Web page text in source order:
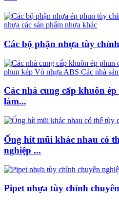
Các bộ phận nhựa tùy
Các nhà cung cấp khuôn
làm...
Ống hít mũi khác nhau có
nghiệp ...
Pipet nhựa tùy chỉnh